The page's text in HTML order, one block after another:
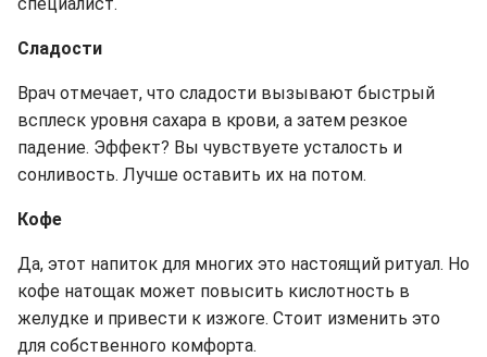
Сладости
Врач отмечает, что сладости вызывают быстрый
всплеск уровня сахара в крови, а затем резкое
падение. Эффект? Вы чувствуете усталость и
сонливость. Лучше оставить их на потом.
Кофе
Да, этот напиток для многих это настоящий ритуал. Но
кофе натощак может повысить кислотность в
желудке и привести к изжоге. Стоит изменить это
для собственного комфорта.